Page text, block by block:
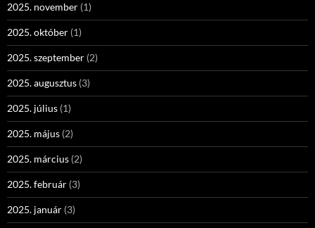
2025. november (1)
2025. október (1)
2025. szeptember (2)
2025. augusztus (3)
2025. július (1)
2025. május (2)
2025. március (2)
2025. február (3)
2025. január (3)